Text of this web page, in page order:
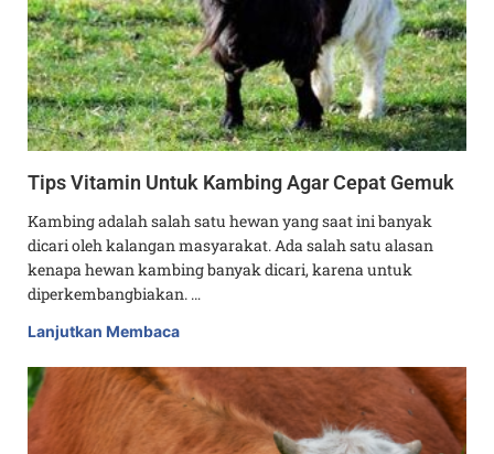
Tips Vitamin Untuk Kambing Agar Cepat Gemuk
Kambing adalah salah satu hewan yang saat ini banyak
dicari oleh kalangan masyarakat. Ada salah satu alasan
kenapa hewan kambing banyak dicari, karena untuk
diperkembangbiakan. …
Lanjutkan Membaca